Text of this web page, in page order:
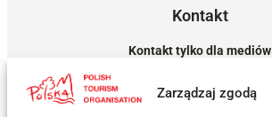
Zarządzaj zgodą
Kontakt
Kontakt tylko dla mediów